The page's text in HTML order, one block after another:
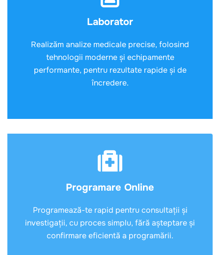
Laborator
Realizăm analize medicale precise, folosind
tehnologii moderne și echipamente
performante, pentru rezultate rapide și de
încredere.
Programare Online
Programează-te rapid pentru consultații și
investigații, cu proces simplu, fără așteptare și
confirmare eficientă a programării.